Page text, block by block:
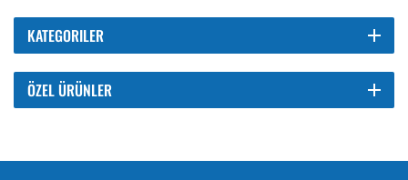
KATEGORILER
ÖZEL ÜRÜNLER